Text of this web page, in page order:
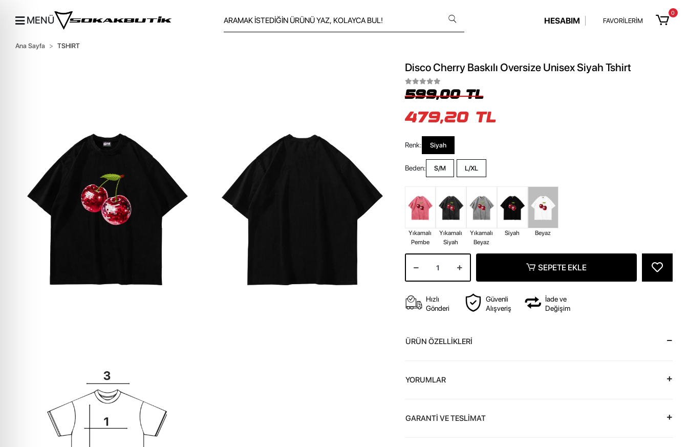
MENÜ HESABIM FAVORİLERİM
0
Ana Sayfa TSHIRT
Disco Cherry Baskılı Oversize Unisex Siyah Tshirt
599,00 TL
479,20 TL
Renk: Siyah
Beden: S/M L/XL
Yıkamalı
Pembe
Yıkamalı
Siyah
Yıkamalı
Beyaz
Siyah Beyaz
SEPETE EKLE
Hızlı
Gönderi
Güvenli
Alışveriş
İade ve
Değişim
ÜRÜN ÖZELLİKLERİ
YORUMLAR
GARANTİ VE TESLİMAT